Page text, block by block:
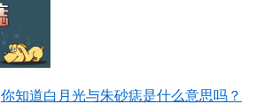
你知道白月光与朱砂痣是什么意思吗？